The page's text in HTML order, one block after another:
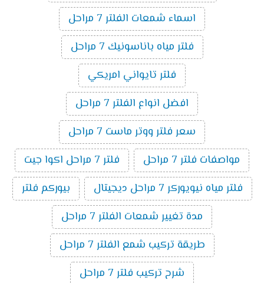
اسماء شمعات الفلتر 7 مراحل
فلتر مياه باناسونيك 7 مراحل
فلتر تايواني امريكي
افضل انواع الفلتر 7 مراحل
سعر فلتر ووتر ماست 7 مراحل
مواصفات فلتر 7 مراحل
فلتر 7 مراحل اكوا جيت
فلتر مياه نيويوركر 7 مراحل ديجيتال
بيوركم فلتر
مدة تغيير شمعات الفلتر 7 مراحل
طريقة تركيب شمع الفلتر 7 مراحل
شرح تركيب فلتر 7 مراحل